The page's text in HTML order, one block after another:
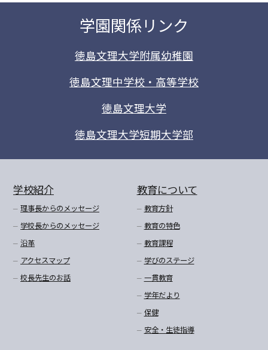
学園関係リンク
徳島文理大学附属幼稚園
徳島文理中学校・高等学校
徳島文理大学
徳島文理大学短期大学部
学校紹介
理事長からのメッセージ
学校長からのメッセージ
沿革
アクセスマップ
校長先生のお話
教育について
教育方針
教育の特色
教育課程
学びのステージ
一貫教育
学年だより
保健
安全・生徒指導